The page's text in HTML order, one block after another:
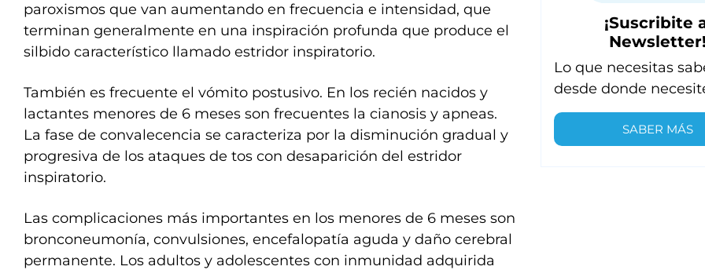
paroxismos que van aumentando en frecuencia e intensidad, que
terminan generalmente en una inspiración profunda que produce el
silbido característico llamado estridor inspiratorio.
También es frecuente el vómito postusivo. En los recién nacidos y
lactantes menores de 6 meses son frecuentes la cianosis y apneas.
La fase de convalecencia se caracteriza por la disminución gradual y
progresiva de los ataques de tos con desaparición del estridor
inspiratorio.
Las complicaciones más importantes en los menores de 6 meses son
bronconeumonía, convulsiones, encefalopatía aguda y daño cerebral
permanente. Los adultos y adolescentes con inmunidad adquirida
¡Suscribite
Lo que necesitas
desde donde
SABER MÁS